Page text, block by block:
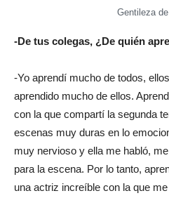
Gentileza
-De tus colegas, ¿De quién
-Yo aprendí mucho de todos,
aprendido mucho de ellos.
con la que compartí la segunda
escenas muy duras en lo
muy nervioso y ella me habló,
para la escena. Por lo tanto,
una actriz increíble con la que